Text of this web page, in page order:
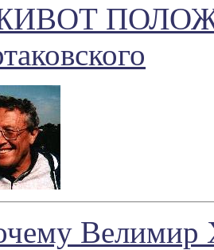
Велимир